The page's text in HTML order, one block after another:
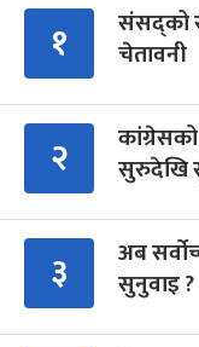
१
संसद्को
चेतावनी
२
सुरुदेखि
३
अब
सुनुवाइ ?